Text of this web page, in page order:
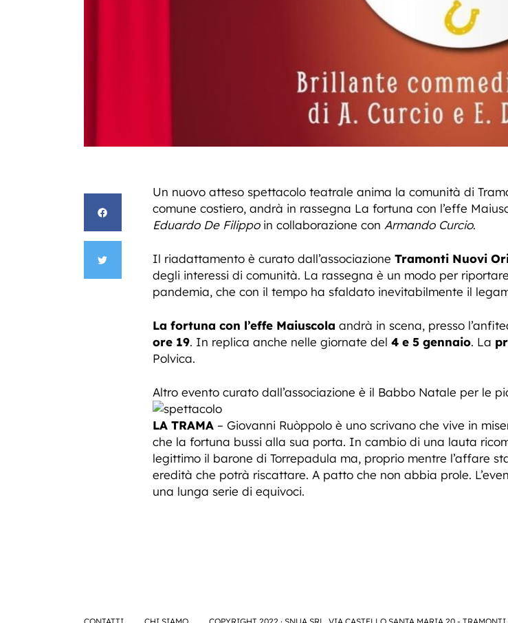
Un nuovo atteso spettacolo teatrale anima la comunità di
comune costiero, andrà in rassegna La fortuna con l’effe
Eduardo De Filippoin collaborazione con Armando Curcio.
Il riadattamento è curato dall’associazione Tramonti Nuovi
degli interessi di comunità. La rassegna è un modo per
pandemia, che con il tempo ha sfaldato inevitabilmente il
La fortuna con l’effe Maiuscola andrà in scena, presso
ore 19. In replica anche nelle giornate del 4 e 5 gennaio. La
Polvica.
Altro evento curato dall’associazione è il Babbo Natale per le
LA TRAMA – Giovanni Ruòppolo è uno scrivano che vive in
che la fortuna bussi alla sua porta. In cambio di una lauta
legittimo il barone di Torrepadula ma, proprio mentre l’affare
eredità che potrà riscattare. A patto che non abbia prole.
una lunga serie di equivoci.